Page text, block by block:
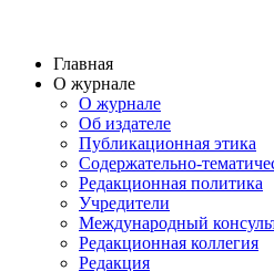
Главная
О журнале
О журнале
Об издателе
Публикационная этика
Содержательно-
Редакционная политика
Учредители
Международный
Редакционная коллегия
Редакция